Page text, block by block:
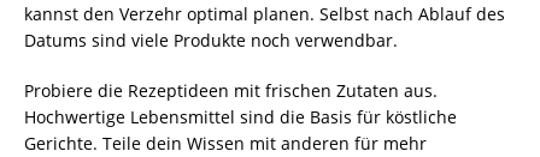
kannst den Verzehr optimal planen. Selbst nach Ablauf des
Datums sind viele Produkte noch verwendbar.
Probiere die Rezeptideen mit frischen Zutaten aus.
Hochwertige Lebensmittel sind die Basis für köstliche
Gerichte. Teile dein Wissen mit anderen für mehr